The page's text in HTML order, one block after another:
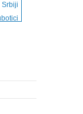
Srbiji